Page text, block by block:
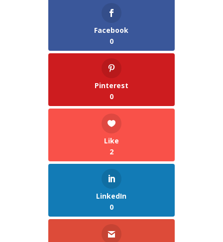
Facebook
0
Pinterest
0
Like
2
LinkedIn
0